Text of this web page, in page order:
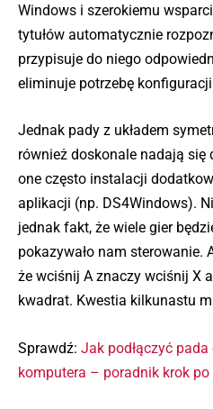
Windows i szerokiemu
tytułów automatycznie
przypisuje do niego
eliminuje potrzebę
Jednak pady z układem
również doskonale nadają się
one często instalacji
aplikacji (np. DS4Windows).
jednak fakt, że wiele gier
pokazywało nam sterowanie.
że wciśnij A znaczy wciśnij X
kwadrat. Kwestia kilkunastu
Sprawdź: Jak podłączyć
komputera – poradnik krok po